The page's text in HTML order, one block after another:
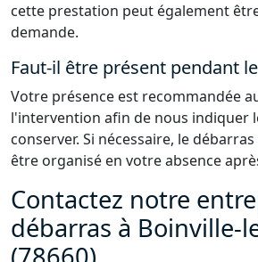
cette prestation peut également
demande.
Faut-il être présent pendant
Votre présence est recommandée
l'intervention afin de nous indiquer
conserver. Si nécessaire, le
être organisé en votre absence
Contactez notre
débarras à Boinville-